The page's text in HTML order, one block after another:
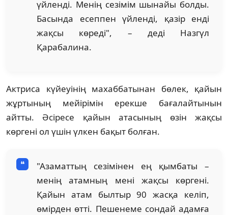
үйленді. Менің сезімім шынайы болды.
Басында есеппен үйленді, қазір енді
жақсы көреді", – деді Назгүл
Қарабалина.
Актриса күйеуінің махаббатынан бөлек, қайын
жұртының мейірімін ерекше бағалайтынын
айтты. Әсіресе қайын атасының өзін жақсы
көргені ол үшін үлкен бақыт болған.
"Азаматтың сезімінен ең қымбаты –
менің атамның мені жақсы көргені.
Қайын атам былтыр 90 жасқа келіп,
өмірден өтті. Пешенеме сондай адамға